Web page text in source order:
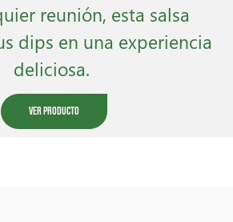
reunión, esta salsa
dips en una experiencia
deliciosa.
Ver Producto